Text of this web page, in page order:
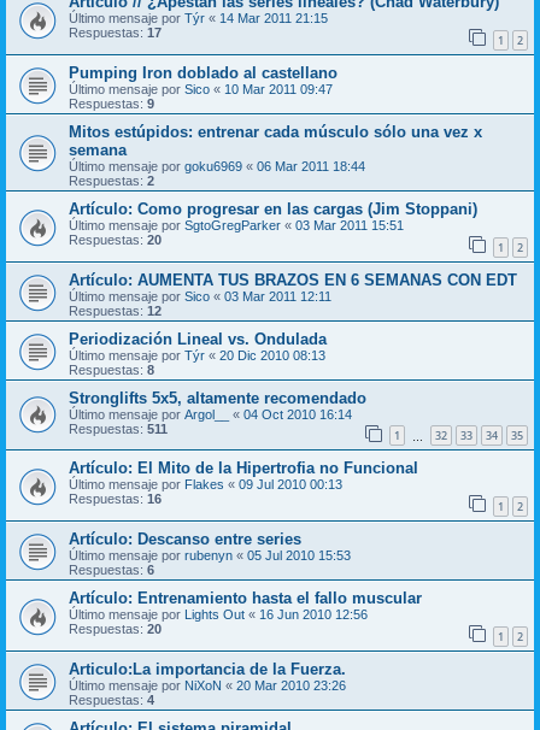
Último mensaje por Týr « 14 Mar 2011 21:15
Respuestas: 17 1 2
Pumping Iron doblado al castellano
Último mensaje por Sico « 10 Mar 2011 09:47
Respuestas: 9
Mitos estúpidos: entrenar cada músculo sólo una vez x
semana
Último mensaje por goku6969 « 06 Mar 2011 18:44
Respuestas: 2
Artículo: Como progresar en las cargas (Jim Stoppani)
Último mensaje por SgtoGregParker « 03 Mar 2011 15:51
Respuestas: 20 1 2
Artículo: AUMENTA TUS BRAZOS EN 6 SEMANAS CON EDT
Último mensaje por Sico « 03 Mar 2011 12:11
Respuestas: 12
Periodización Lineal vs. Ondulada
Último mensaje por Týr « 20 Dic 2010 08:13
Respuestas: 8
Stronglifts 5x5, altamente recomendado
Último mensaje por Argol__ « 04 Oct 2010 16:14
Respuestas: 511 1 32 33 34 35
Artículo: El Mito de la Hipertrofia no Funcional
Último mensaje por Flakes « 09 Jul 2010 00:13
Respuestas: 16 1 2
Artículo: Descanso entre series
Último mensaje por rubenyn « 05 Jul 2010 15:53
Respuestas: 6
Artículo: Entrenamiento hasta el fallo muscular
Último mensaje por Lights Out « 16 Jun 2010 12:56
Respuestas: 20 1 2
Articulo:La importancia de la Fuerza.
Último mensaje por NiXoN « 20 Mar 2010 23:26
Respuestas: 4